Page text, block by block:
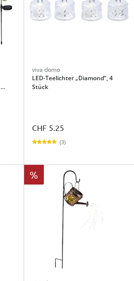
viva domo
LED-Teelichter „Diamond“, 4
Stück
CHF 5.25
(3)
%